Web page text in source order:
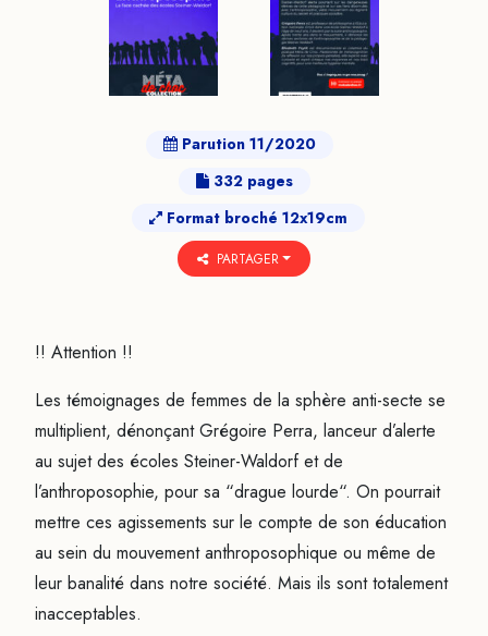
Parution 11/2020
332 pages
Format broché 12x19cm
PARTAGER
!! Attention !!
Les témoignages de femmes de la sphère anti-secte se
multiplient, dénonçant Grégoire Perra, lanceur d’alerte
au sujet des écoles Steiner-Waldorf et de
l’anthroposophie, pour sa “drague lourde“. On pourrait
mettre ces agissements sur le compte de son éducation
au sein du mouvement anthroposophique ou même de
leur banalité dans notre société. Mais ils sont totalement
inacceptables.